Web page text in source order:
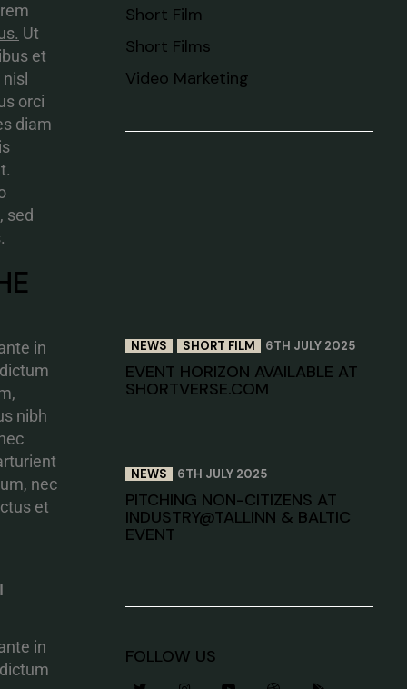
Ut
et
orci
diam
sed
in
nibh
nec
et
in
Short Film
Short Films
Video Marketing
NEWS SHORT FILM 6TH JULY 2025
EVENT HORIZON AVAILABLE AT
SHORTVERSE.COM
NEWS 6TH JULY 2025
PITCHING NON-CITIZENS AT
INDUSTRY@TALLINN & BALTIC
EVENT
FOLLOW US